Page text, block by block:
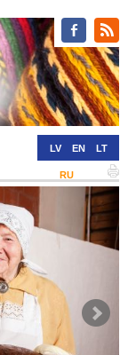
LV EN LT
RU